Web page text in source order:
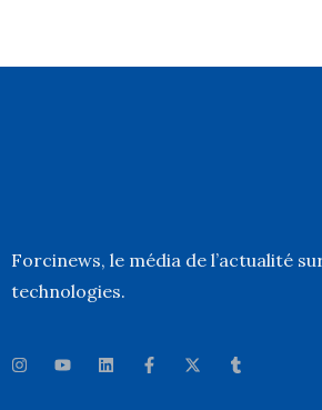
Forcinews, le média de l’actualité
technologies.